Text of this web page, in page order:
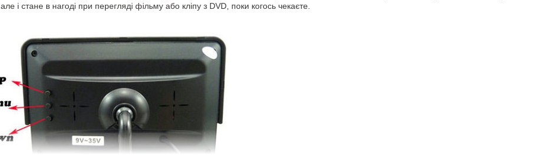
але і стане в нагоді при перегляді фільму або кліпу з DVD, поки когось чекаєте.